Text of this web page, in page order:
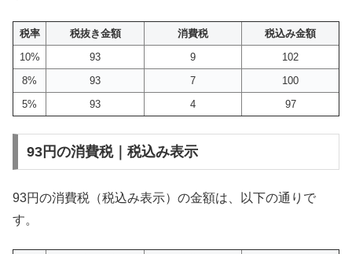
税率 税抜き金額 消費税
税込み金額
10%
93 9
102
8%
93 7
100
5%
93 4 97
93円の消費税｜税込み表示
93円の消費税（税込み表示）の金額は、以下の通りで
す。